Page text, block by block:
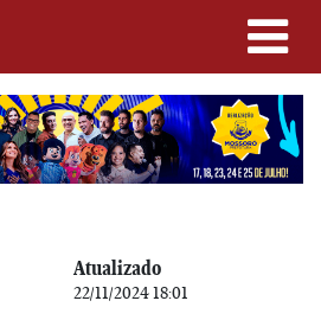
Atualizado
22/11/2024 18:01